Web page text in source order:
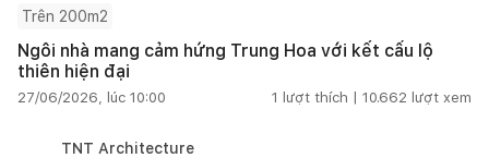
Trên 200m2
Ngôi nhà mang cảm hứng Trung Hoa với kết cấu lộ
thiên hiện đại
27/06/2026, lúc 10:00 1 lượt thích | 10.662 lượt xem
TNT Architecture